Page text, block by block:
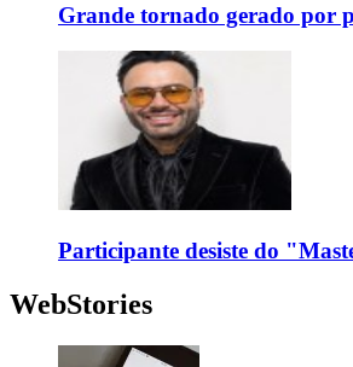
Grande tornado gerado por
Participante desiste do
WebStories